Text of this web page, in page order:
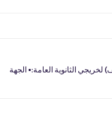
الثانوية العامة:▪️ الجهة